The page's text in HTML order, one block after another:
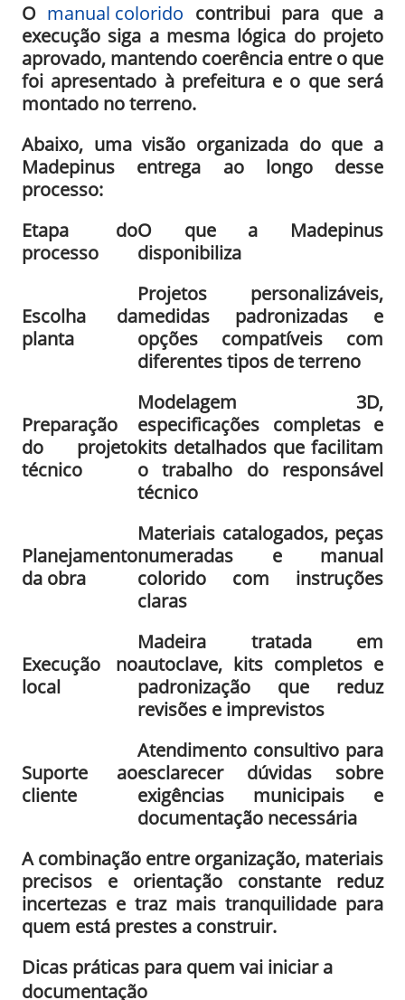
O manual colorido contribui para que a
execução siga a mesma lógica do projeto
aprovado, mantendo coerência entre o que
foi apresentado à prefeitura e o que será
montado no terreno.
Abaixo, uma visão organizada do que a
Madepinus entrega ao longo desse
processo:
Etapa do
processo
O que a Madepinus
disponibiliza
Escolha da
planta
Projetos personalizáveis,
medidas padronizadas e
opções compatíveis com
diferentes tipos de terreno
Preparação
do projeto
técnico
Modelagem 3D,
especificações completas e
kits detalhados que facilitam
o trabalho do responsável
técnico
Planejamento
da obra
Materiais catalogados, peças
numeradas e manual
colorido com instruções
claras
Execução no
local
Madeira tratada em
autoclave, kits completos e
padronização que reduz
revisões e imprevistos
Suporte ao
cliente
Atendimento consultivo para
esclarecer dúvidas sobre
exigências municipais e
documentação necessária
A combinação entre organização, materiais
precisos e orientação constante reduz
incertezas e traz mais tranquilidade para
quem está prestes a construir.
Dicas práticas para quem vai iniciar a
documentação